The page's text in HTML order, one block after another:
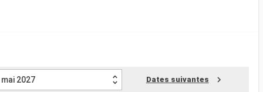
mai 2027 Dates suivantes